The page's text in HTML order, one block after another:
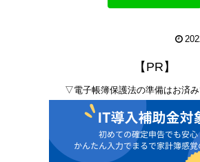
【PR】
▽電子帳簿保護法の準備はお済